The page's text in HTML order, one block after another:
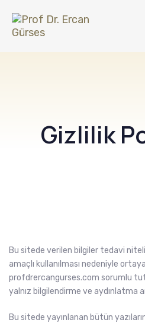
links
primary
Gizlilik
Bu sitede verilen bilgiler tedavi
amaçlı kullanılması nedeniyle
profdrercangurses.com sorumlu
yalnız bilgilendirme ve aydınlatma
Bu sitede yayınlanan bütün